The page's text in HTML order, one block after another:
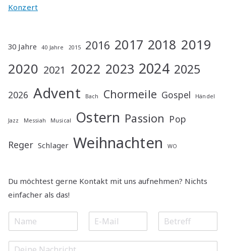
Konzert
30 Jahre 40 Jahre 2015 2016 2017 2018 2019
2020 2021 2022 2023 2024 2025
2026 Advent Bach Chormeile Gospel Händel
Jazz Messiah Musical Ostern Passion Pop
Reger Schlager Weihnachten WO
Du möchtest gerne Kontakt mit uns aufnehmen? Nichts
einfacher als das!
M